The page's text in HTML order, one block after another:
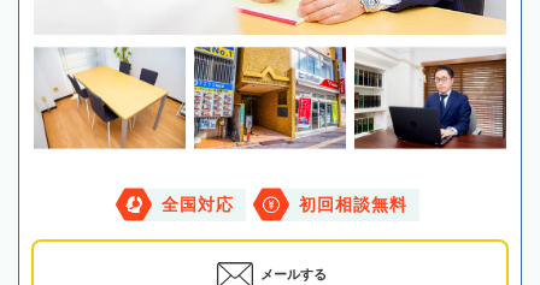
全国対応 初回相談無料
メールする